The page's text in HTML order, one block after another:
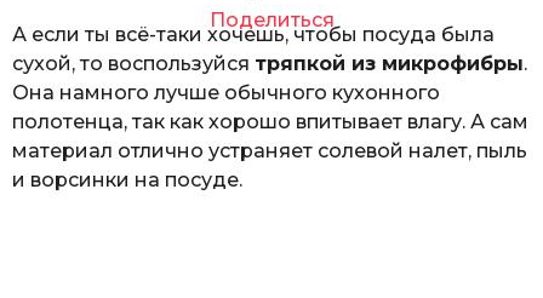
Поделиться
А если ты всё-таки хочешь, чтобы посуда была
сухой, то воспользуйся тряпкой из микрофибры.
Она намного лучше обычного кухонного
полотенца, так как хорошо впитывает влагу. А сам
материал отлично устраняет солевой налет, пыль
и ворсинки на посуде.